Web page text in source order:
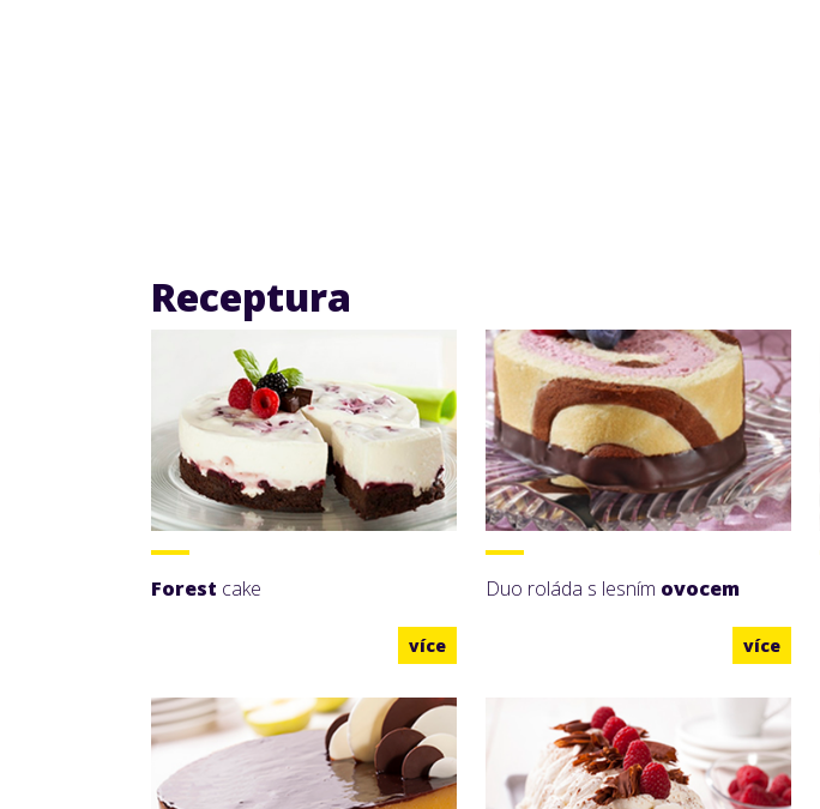
Receptura
Forest cake
více
Duo roláda s lesním ovocem
více